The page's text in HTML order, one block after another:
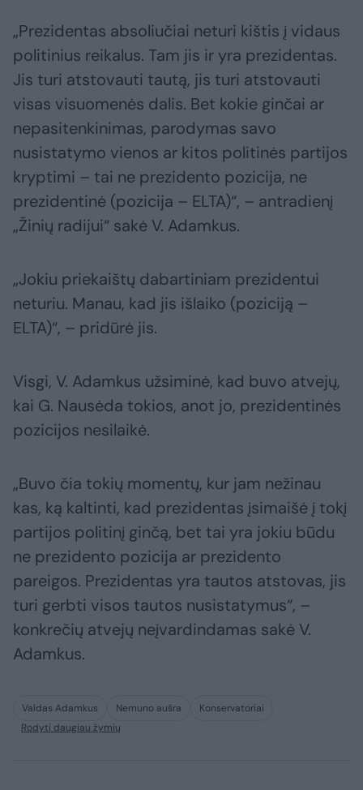
„Prezidentas absoliučiai neturi kištis į vidaus
politinius reikalus. Tam jis ir yra prezidentas.
Jis turi atstovauti tautą, jis turi atstovauti
visas visuomenės dalis. Bet kokie ginčai ar
nepasitenkinimas, parodymas savo
nusistatymo vienos ar kitos politinės partijos
kryptimi – tai ne prezidento pozicija, ne
prezidentinė (pozicija – ELTA)“, – antradienį
„Žinių radijui“ sakė V. Adamkus.
„Jokiu priekaištų dabartiniam prezidentui
neturiu. Manau, kad jis išlaiko (poziciją –
ELTA)“, – pridūrė jis.
Visgi, V. Adamkus užsiminė, kad buvo atvejų,
kai G. Nausėda tokios, anot jo, prezidentinės
pozicijos nesilaikė.
„Buvo čia tokių momentų, kur jam nežinau
kas, ką kaltinti, kad prezidentas įsimaišė į tokį
partijos politinį ginčą, bet tai yra jokiu būdu
ne prezidento pozicija ar prezidento
pareigos. Prezidentas yra tautos atstovas, jis
turi gerbti visos tautos nusistatymus“, –
konkrečių atvejų neįvardindamas sakė V.
Adamkus.
Valdas Adamkus Nemuno aušra
Konservatoriai
Rodyti daugiau žymių